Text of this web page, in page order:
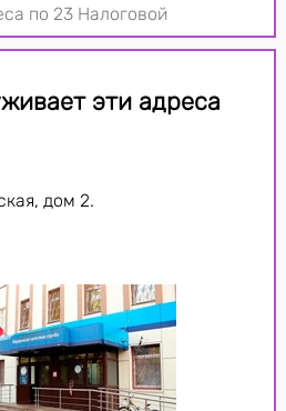
по 23 Налоговой
эти адреса
дом 2.